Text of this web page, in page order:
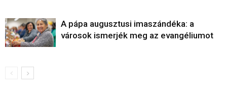
A pápa augusztusi imaszándéka: a
városok ismerjék meg az evangéliumot